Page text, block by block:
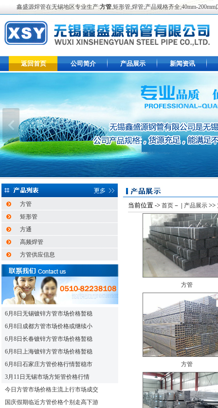
鑫盛源焊管在无锡地区专业生产:方管,矩形管,焊管;产品规格齐全;40mm-
返回首页 公司简介 产品展示 新闻资讯
方管
矩形管
方通
高频焊管
方管供应信息
6月8日无锡镀锌方管市场价格暂稳
6月8日成都方管市场价格或继续小
6月8日长春镀锌方管市场价格暂稳
6月8日上海镀锌方管市场价格暂稳
6月8日石家庄方管价格行情暂稳市
3月11日无锡市场方矩管价格行情
今日方管市场价格主流上行市场成交
国庆假期临近方管价格个别走高下游
当前位置 -> 首页－ | 产品展示>>
方管
方管